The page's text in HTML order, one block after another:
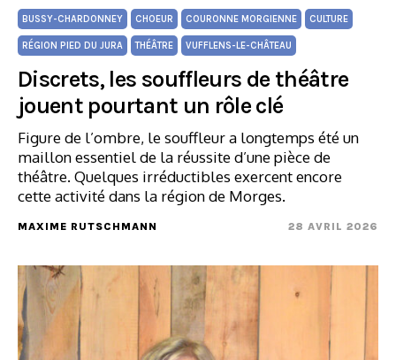
BUSSY-CHARDONNEY CHOEUR COURONNE MORGIENNE CULTURE
RÉGION PIED DU JURA THÉÂTRE VUFFLENS-LE-CHÂTEAU
Discrets, les souffleurs de théâtre
jouent pourtant un rôle clé
Figure de l’ombre, le souffleur a longtemps été un
maillon essentiel de la réussite d’une pièce de
théâtre. Quelques irréductibles exercent encore
cette activité dans la région de Morges.
MAXIME RUTSCHMANN 28 AVRIL 2026